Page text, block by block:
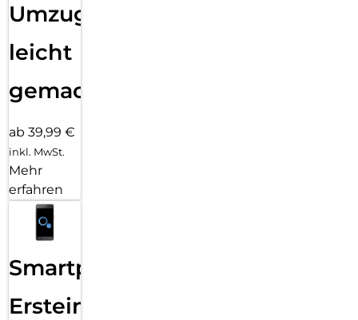
Umzug
leicht
gemacht!
ab 39,99 €
inkl. MwSt.
Mehr
erfahren
Smartphone
Ersteinrichtung